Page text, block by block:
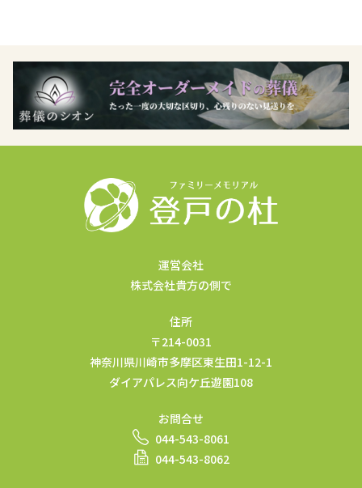
運営会社
株式会社貴方の側で
住所
〒214-0031
神奈川県川崎市多摩区東生田1-12-1
ダイアパレス向ケ丘遊園108
お問合せ
044-543-8061
044-543-8062